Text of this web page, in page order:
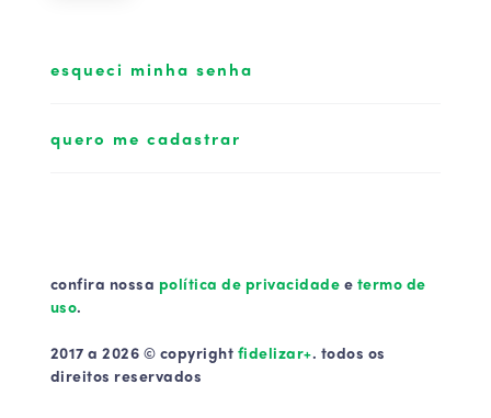
esqueci minha senha
quero me cadastrar
confira nossa política de privacidade e termo de
uso.
2017 a 2026 © copyright fidelizar+. todos os
direitos reservados